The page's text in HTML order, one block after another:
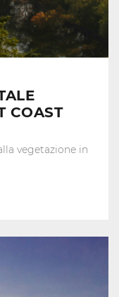
COAST
vegetazione in